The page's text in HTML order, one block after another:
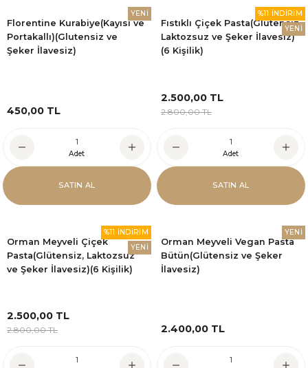
YENİ
Florentine Kurabiye(Kayısı ve
Portakallı)(Glutensiz ve
Şeker İlavesiz)
450,00 TL
Adet
SATIN AL
%11 İNDİRİM
YENİ
Fıstıklı Çiçek Pasta(Glütensiz,
Laktozsuz ve Şeker İlavesiz)
(6 Kişilik)
2.500,00 TL
2.800,00 TL
Adet
SATIN AL
%11 İNDİRİM
YENİ
Orman Meyveli Çiçek
Pasta(Glütensiz, Laktozsuz
ve Şeker İlavesiz)(6 Kişilik)
2.500,00 TL
2.800,00 TL
YENİ
Orman Meyveli Vegan Pasta
Bütün(Glütensiz ve Şeker
İlavesiz)
2.400,00 TL